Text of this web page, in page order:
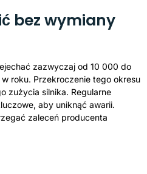
bez wymiany
zazwyczaj od 10 000 do
roku. Przekroczenie tego okresu
zużycia silnika. Regularne
aby uniknąć awarii.
zaleceń producenta